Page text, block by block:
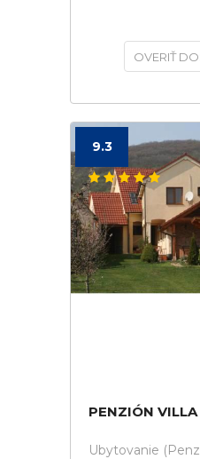
OVERIŤ
9.3
PENZIÓN VILLA
Ubytovanie